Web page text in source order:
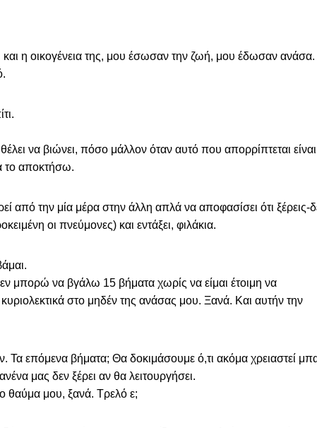
η οικογένεια της, μου έσωσαν την ζωή, μου έδωσαν ανάσα.
να βιώνει, πόσο μάλλον όταν αυτό που απορρίπτεται είναι
το αποκτήσω.
από την μία μέρα στην άλλη απλά να αποφασίσει ότι ξέρεις-
οι πνεύμονες) και εντάξει, φιλάκια.
μπορώ να βγάλω 15 βήματα χωρίς να είμαι έτοιμη να
στο μηδέν της ανάσας μου. Ξανά. Και αυτήν την
Τα επόμενα βήματα; Θα δοκιμάσουμε ό,τι ακόμα χρειαστεί
μας δεν ξέρει αν θα λειτουργήσει.
θαύμα μου, ξανά. Τρελό ε;